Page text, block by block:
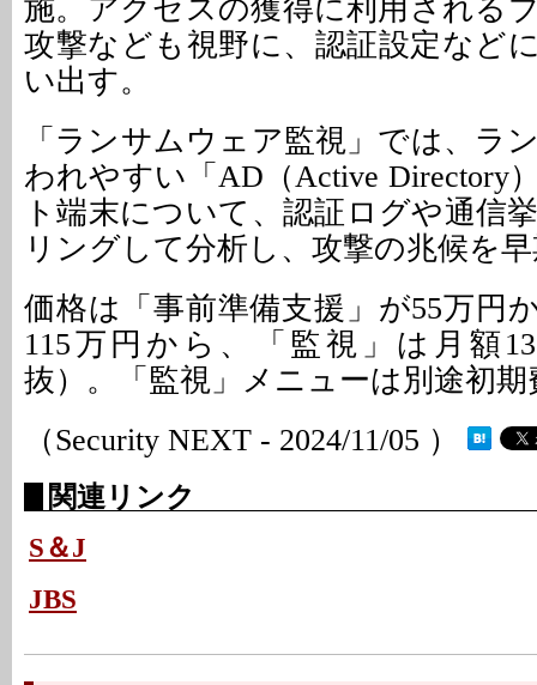
施。アクセスの獲得に利用される
攻撃なども視野に、認証設定など
い出す。
「ランサムウェア監視」では、ラ
われやすい「AD（Active Directory
ト端末について、認証ログや通信
リングして分析し、攻撃の兆候を
価格は「事前準備支援」が55万円
115万円から、「監視」は月額
抜）。「監視」メニューは別途初
（Security NEXT - 2024/11/05 ）
関連リンク
S＆J
JBS